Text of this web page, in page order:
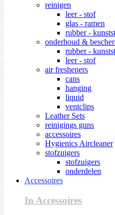
reinigen
leer - stof
glas - ramen
rubber -
onderhoud &
rubber -
leer - stof
air fresheners
cans
hanging
liquid
ventclips
Leather Sets
reinigings guns
accessoires
Hygienics Aircleaner
stofzuigers
stofzuigers
onderdelen
Accessoires
In Accessoires